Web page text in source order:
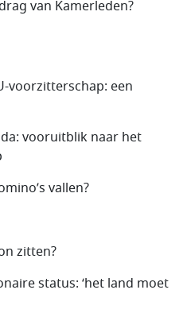
van Kamerleden?
voorzitterschap: een
vooruitblik naar het
vallen?
zitten?
status: ‘het land moet